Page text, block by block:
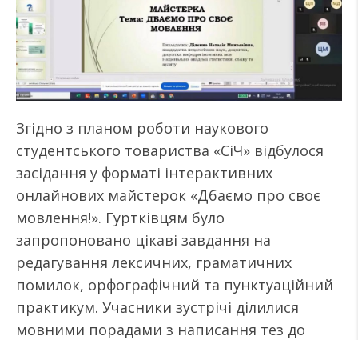
Згідно з планом роботи наукового
студентського товариства «СіЧ» відбулося
засідання у форматі інтерактивних
онлайнових майстерок «Дбаємо про своє
мовлення!». Гуртківцям було
запропоновано цікаві завдання на
редагування лексичних, граматичних
помилок, орфографічний та пунктуаційний
практикум. Учасники зустрічі ділилися
мовними порадами з написання тез до